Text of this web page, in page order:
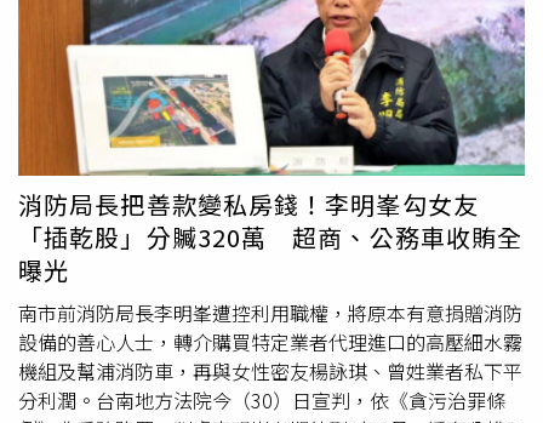
店強盜案，遭花蓮地院判刑年6月徒刑，直到2019年再次假
釋出獄，就混入物業公司，擔任黑牌保全。2025年2月，台
北市另一黑牌保全、63歲的葉姓男子，見某女房仲帶客戶看
屋，便以可提供住戶資料，協助達成業務為由，引導對方進
入管理室，並假借幫忙為名，誘導對方翻拍住戶個資，期間
暗中側錄。事後葉男以女房仲偷拍住戶個資，要告發，讓她
吃官司，逼對方簽下30萬元本票，並脅迫性侵、拍裸照得
逞。東窗事發後，檢警查出葉男曾因強盜、妨害性自主、詐
欺等罪遭判刑，2020年假釋出獄後，到一家無照的「管理
顧問公司」任職，被派駐社區擔任保全人員，才有機會犯下
此令人髮指的刑案，最後，葉男被重判徒刑13年，可是，傷
害已經造成。理事長張達錩透露，台中市「黑牌保全」佔了
四分之一，其他五都也差不多。（攝影／林慶祥）對此「中
華民國保全商業同業公會全國聯合會」理事長張達錩指出，
消防局長把善款變私房錢！李明峯勾女友
「插乾股」分贓320萬 超商、公務車收賄全
曝光
南市前消防局長李明峯遭控利用職權，將原本有意捐贈消防
設備的善心人士，轉介購買特定業者代理進口的高壓細水霧
機組及幫浦消防車，再與女性密友楊詠琪、曾姓業者私下平
分利潤。台南地方法院今（30）日宣判，依《貪污治罪條